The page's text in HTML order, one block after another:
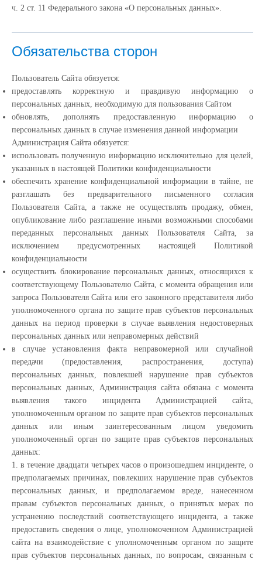
ч. 2 ст. 11 Федерального закона «О персональных данных».
Обязательства сторон
Пользователь Сайта обязуется:
предоставлять корректную и правдивую информацию о
персональных данных, необходимую для пользования Сайтом
обновлять, дополнять предоставленную информацию о
персональных данных в случае изменения данной информации
Администрация Сайта обязуется:
использовать полученную информацию исключительно для целей,
указанных в настоящей Политики конфиденциальности
обеспечить хранение конфиденциальной информации в тайне, не
разглашать без предварительного письменного согласия
Пользователя Сайта, а также не осуществлять продажу, обмен,
опубликование либо разглашение иными возможными способами
переданных персональных данных Пользователя Сайта, за
исключением предусмотренных настоящей Политикой
конфиденциальности
осуществить блокирование персональных данных, относящихся к
соответствующему Пользователю Сайта, с момента обращения или
запроса Пользователя Сайта или его законного представителя либо
уполномоченного органа по защите прав субъектов персональных
данных на период проверки в случае выявления недостоверных
персональных данных или неправомерных действий
в случае установления факта неправомерной или случайной
передачи (предоставления, распространения, доступа)
персональных данных, повлекшей нарушение прав субъектов
персональных данных, Администрация сайта обязана с момента
выявления такого инцидента Администрацией сайта,
уполномоченным органом по защите прав субъектов персональных
данных или иным заинтересованным лицом уведомить
уполномоченный орган по защите прав субъектов персональных
данных:
1. в течение двадцати четырех часов о произошедшем инциденте, о
предполагаемых причинах, повлекших нарушение прав субъектов
персональных данных, и предполагаемом вреде, нанесенном
правам субъектов персональных данных, о принятых мерах по
устранению последствий соответствующего инцидента, а также
предоставить сведения о лице, уполномоченном Администрацией
сайта на взаимодействие с уполномоченным органом по защите
прав субъектов персональных данных, по вопросам, связанным с